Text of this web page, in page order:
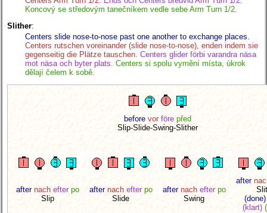
Koncový se středovým tanečníkem vedle sebe Arm Turn 1/2.
Slither:
Centers slide nose-to-nose past one another to exchange places.
Centers rutschen voreinander (slide nose-to-nose), enden indem sie
gegenseitig die Plätze tauschen. Centers glider förbi varandra näsa
mot näsa och byter plats. Centers si spolu vymění místa, úkrok
dělají čelem k sobě.
before vor före před
Slip-Slide-Swing-Slither
after nach efter po
Slip
after nach efter po
Slide
after nach efter po
Swing
after
(done)
(klart)